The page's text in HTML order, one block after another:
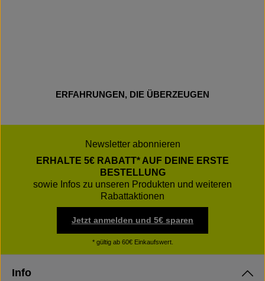
ERFAHRUNGEN, DIE ÜBERZEUGEN
Newsletter abonnieren
ERHALTE 5€ RABATT* AUF DEINE ERSTE
BESTELLUNG
sowie Infos zu unseren Produkten und weiteren
Rabattaktionen
Jetzt anmelden und 5€ sparen
* gültig ab 60€ Einkaufswert.
Info